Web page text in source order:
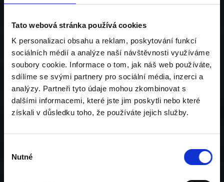
Tato webová stránka používá cookies
K personalizaci obsahu a reklam, poskytování funkcí
sociálních médií a analýze naší návštěvnosti využíváme
soubory cookie. Informace o tom, jak náš web používáte,
sdílíme se svými partnery pro sociální média, inzerci a
analýzy. Partneři tyto údaje mohou zkombinovat s
dalšími informacemi, které jste jim poskytli nebo které
získali v důsledku toho, že používáte jejich služby.
souhlasu
Nutné
LOXONE, Jablotron, Schneider Electric a
dalšími, zajišťuje přístup k nejmodernějším
technologiím a řešením.
15+
let zkušeností